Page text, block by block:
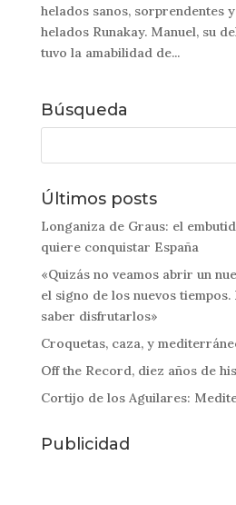
helados sanos, sorprendentes
helados Runakay. Manuel, su
tuvo la amabilidad de...
Búsqueda
Últimos posts
Longaniza de Graus: el
quiere conquistar España
«Quizás no veamos abrir un
el signo de los nuevos tiempos.
saber disfrutarlos»
Croquetas, caza, y
Off the Record, diez años de
Cortijo de los Aguilares:
Publicidad